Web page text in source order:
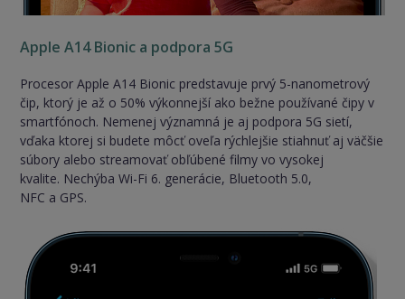
Apple A14 Bionic a podpora 5G
Procesor Apple A14 Bionic predstavuje prvý 5-nanometrový
čip, ktorý je až o 50% výkonnejší ako bežne používané čipy v
smartfónoch. Nemenej významná je aj podpora 5G sietí,
vďaka ktorej si budete môcť oveľa rýchlejšie stiahnuť aj väčšie
súbory alebo streamovať obľúbené filmy vo vysokej
kvalite. Nechýba Wi-Fi 6. generácie, Bluetooth 5.0,
NFC a GPS.